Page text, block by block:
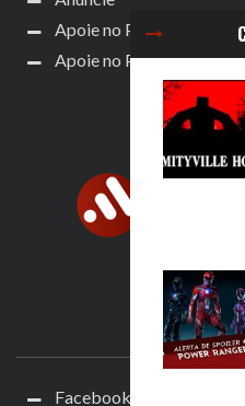
Apoie no Patreon
Apoie no Padrim!
Facebook